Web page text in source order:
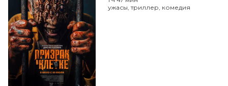
ужасы, триллер, комедия